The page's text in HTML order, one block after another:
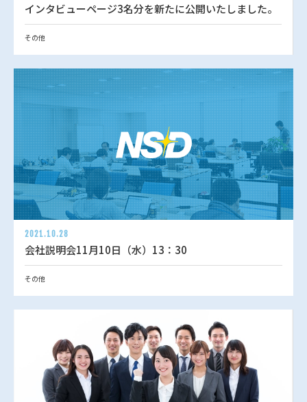
インタビューページ3名分を新たに公開いたしました。
その他
2021.10.28
会社説明会11月10日（水）13：30
その他